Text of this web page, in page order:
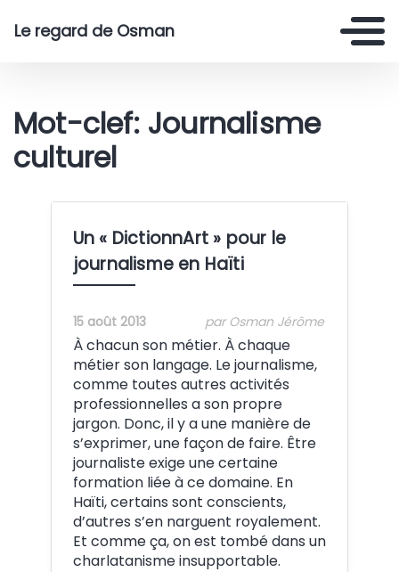
Le regard de Osman
Mot-clef: Journalisme
culturel
Un « DictionnArt » pour le
journalisme en Haïti
15 août 2013 par Osman Jérôme
À chacun son métier. À chaque
métier son langage. Le journalisme,
comme toutes autres activités
professionnelles a son propre
jargon. Donc, il y a une manière de
s’exprimer, une façon de faire. Être
journaliste exige une certaine
formation liée à ce domaine. En
Haïti, certains sont conscients,
d’autres s’en narguent royalement.
Et comme ça, on est tombé dans un
charlatanisme insupportable.